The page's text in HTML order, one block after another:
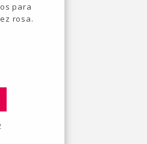
para
rosa.